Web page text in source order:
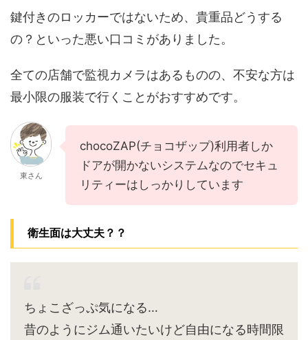
鍵付きのロッカーではないため、貴重品どうする
の？といった悪い口コミがありました。
全ての店舗で監視カメラはあるものの、不安な方は
最小限の服装で行くことがおすすめです。
東さん
chocoZAP(チョコザップ)利用者しか
ドアが開かないシステムなのでセキュ
リティーはしっかりしています
衛生面は大丈夫？？
ちょこざっぷ気になる…
昔のようにジム通いたいけど自由になる時間限